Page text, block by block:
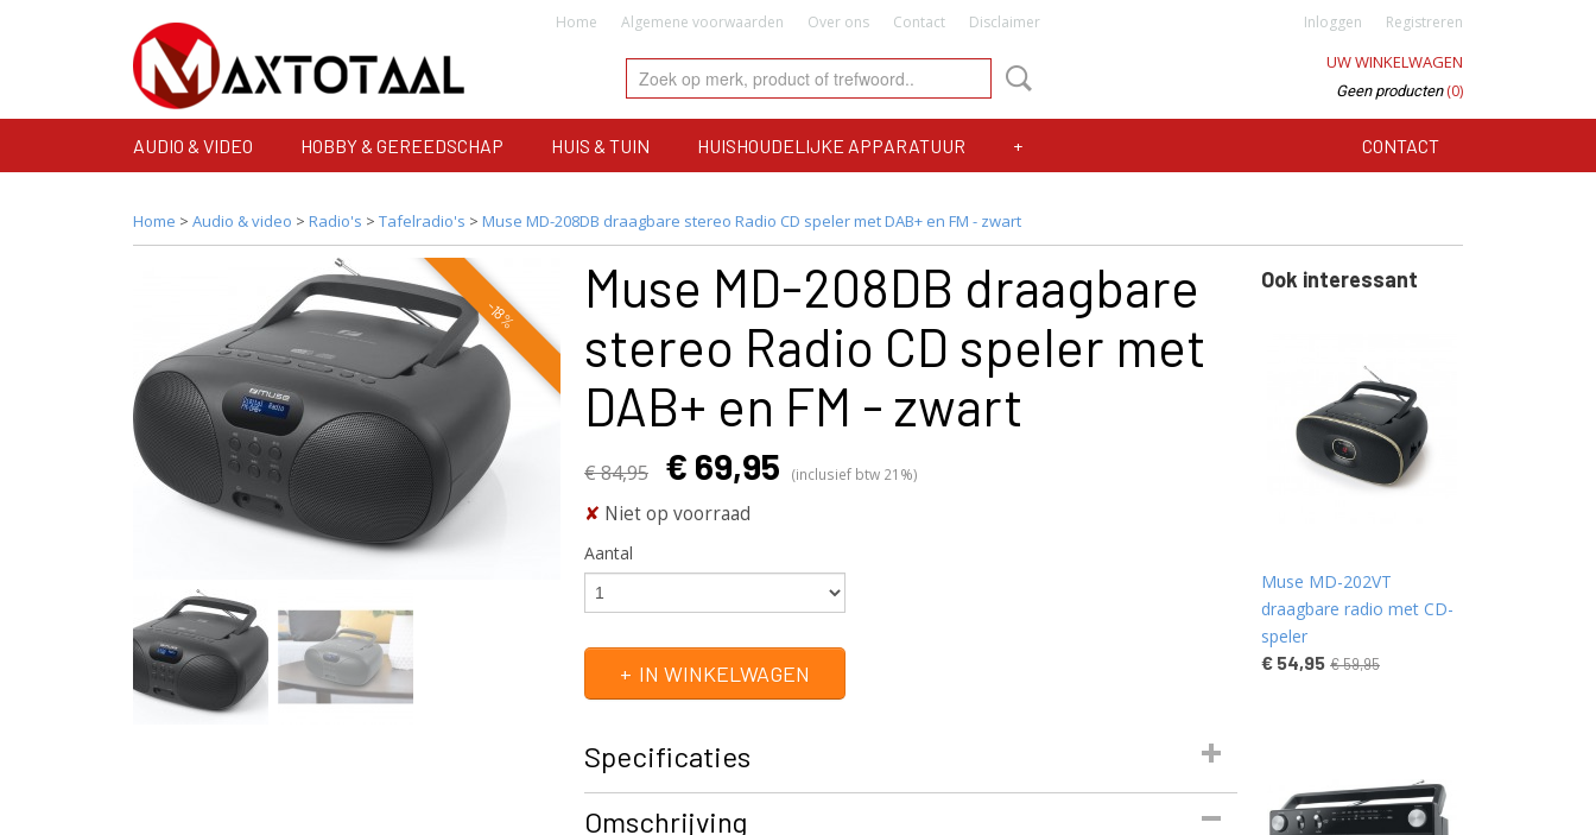
Home Algemene voorwaarden Over ons Contact Disclaimer Inloggen Registreren
UW WINKELWAGEN
Geen producten (0)
CONTACT
AUDIO & VIDEO HOBBY & GEREEDSCHAP HUIS & TUIN HUISHOUDELIJKE APPARATUUR +
Home > Audio & video > Radio's > Tafelradio's > Muse MD-208DB draagbare stereo Radio CD speler met DAB+ en FM - zwart
-18%
Muse MD-208DB draagbare
stereo Radio CD speler met
DAB+ en FM - zwart
€ 84,95 € 69,95 (inclusief btw 21%)
✘ Niet op voorraad
Aantal
IN WINKELWAGEN
Specificaties
EAN code
Omschrijving
Ook interessant
Muse MD-202VT
draagbare radio met CD-
speler
€ 54,95 € 59,95